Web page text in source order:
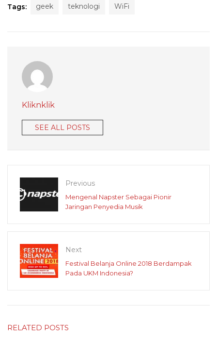
Tags: geek teknologi WiFi
Kliknklik
SEE ALL POSTS
Previous
Mengenal Napster Sebagai Pionir
Jaringan Penyedia Musik
Next
Festival Belanja Online 2018 Berdampak
Pada UKM Indonesia?
RELATED POSTS